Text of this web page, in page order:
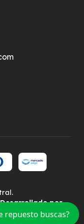
Desarrollado por
repuesto buscas?